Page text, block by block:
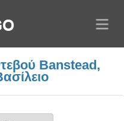
Banstead,